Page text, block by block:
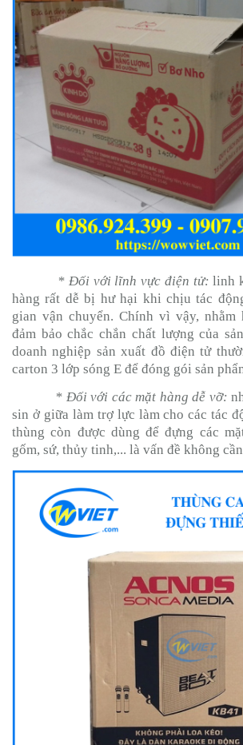
* Đối với lĩnh vực điện tử: linh
hàng rất dễ bị hư hại khi chịu tác
gian vận chuyển. Chính vì vậy, nhằm
đảm bảo chắc chắn chất lượng của
doanh nghiệp sản xuất đồ điện tử
carton 3 lớp sóng E để đóng gói sản
* Đối với các mặt hàng dễ vỡ:
sin ở giữa làm trợ lực làm cho các tác
thùng còn được dùng để đựng các
gốm, sứ, thủy tinh,... là vấn đề không